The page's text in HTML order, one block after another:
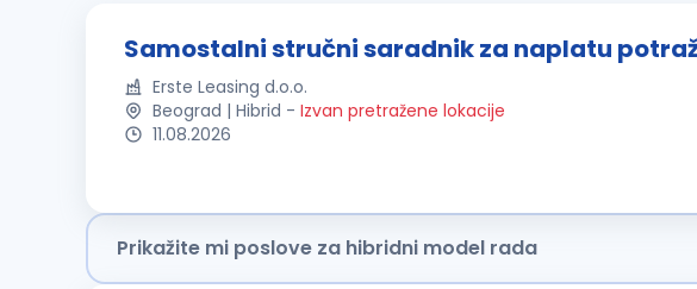
Samostalni stručni saradnik za naplatu
Erste Leasing d.o.o.
Beograd | Hibrid - Izvan pretražene lokacije
11.08.2026
Prikažite mi poslove za hibridni model rada